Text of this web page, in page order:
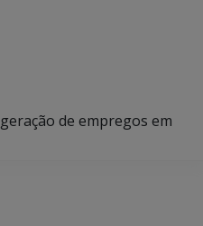
de empregos em